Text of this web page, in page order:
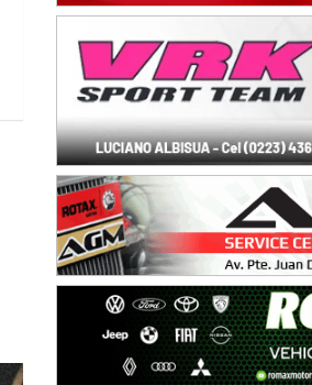
Juventud Unida (Tierra)
NORESTE SANTAFESINO - F6
Ciudad de Avellaneda (Asfalto)
SUR SANTAFESINO - F4
José Samuel Sánchez (Tierra)
Rufino (Santa Fe)
TUCUMANO - F5
Juan Navarro (Asfalto)
El Timbó (Tucumán)